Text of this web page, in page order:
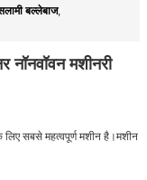
बल्लेबाज,
नॉनवॉवन मशीनरी
सबसे महत्वपूर्ण मशीन है।मशीन